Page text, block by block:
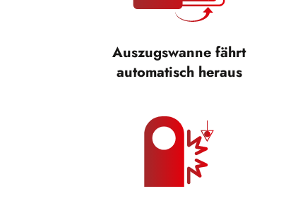
Auszugswanne fährt
automatisch heraus